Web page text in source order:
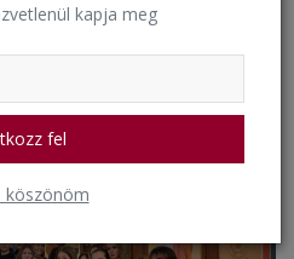
kapja meg
fel
köszönöm